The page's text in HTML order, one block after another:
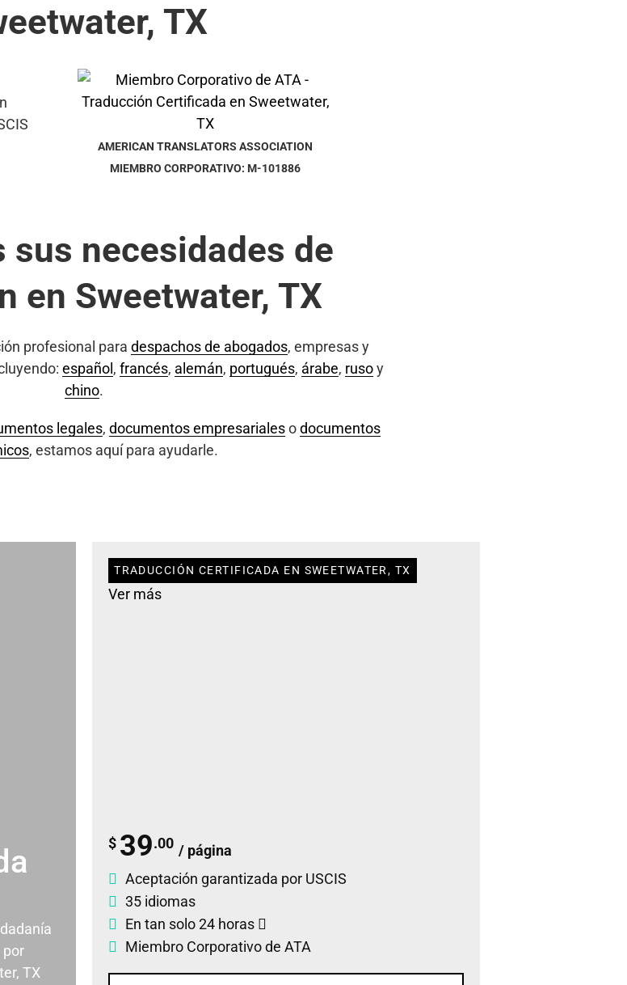
TX
AMERICAN TRANSLATORS ASSOCIATION
MIEMBRO CORPORATIVO: M-101886
sus necesidades de
en Sweetwater, TX
profesional para despachos de abogados, empresas y
español , francés, alemán, portugués, árabe, rusoy
chino.
legales, documentos empresarialesodocumentos
, estamos aquí para ayudarle.
por
TX
TRADUCCIÓN CERTIFICADA EN SWEETWATER, TX
Ver más
$ 39.00 / página
Aceptación garantizada por USCIS
35 idiomas
En tan solo 24 horas
Miembro Corporativo de ATA